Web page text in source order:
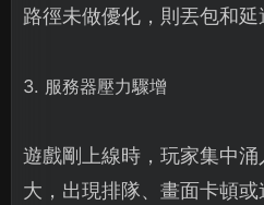
路徑未做優化，則丟包和延
3. 服務器壓力驟增
遊戲剛上線時，玩家集中
大，出現排隊、畫面卡頓